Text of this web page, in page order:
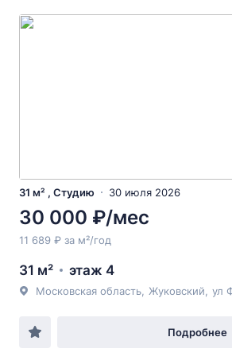
31 м² , Студию 30 июля 2026
30 000 ₽/мес
11 689 ₽ за м²/год
31 м² этаж 4
Московская область Жуковский ул
Подробнее